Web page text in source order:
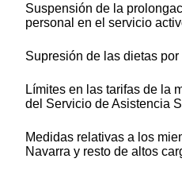
Suspensión de la
personal en el servicio
Supresión de las dietas
Límites en las tarifas de la
del Servicio de Asistencia
Medidas relativas a los
Navarra y resto de altos